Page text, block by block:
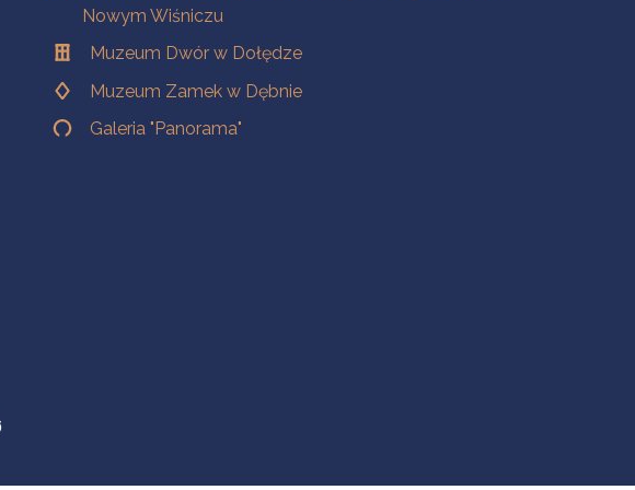
Nowym Wiśniczu
Muzeum Dwór w Dołędze
Muzeum Zamek w Dębnie
Galeria "Panorama"